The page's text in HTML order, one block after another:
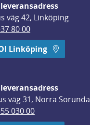
väg 42, Linköping
80 00
Linköping
väg 31, Norra Sorunda
030 00